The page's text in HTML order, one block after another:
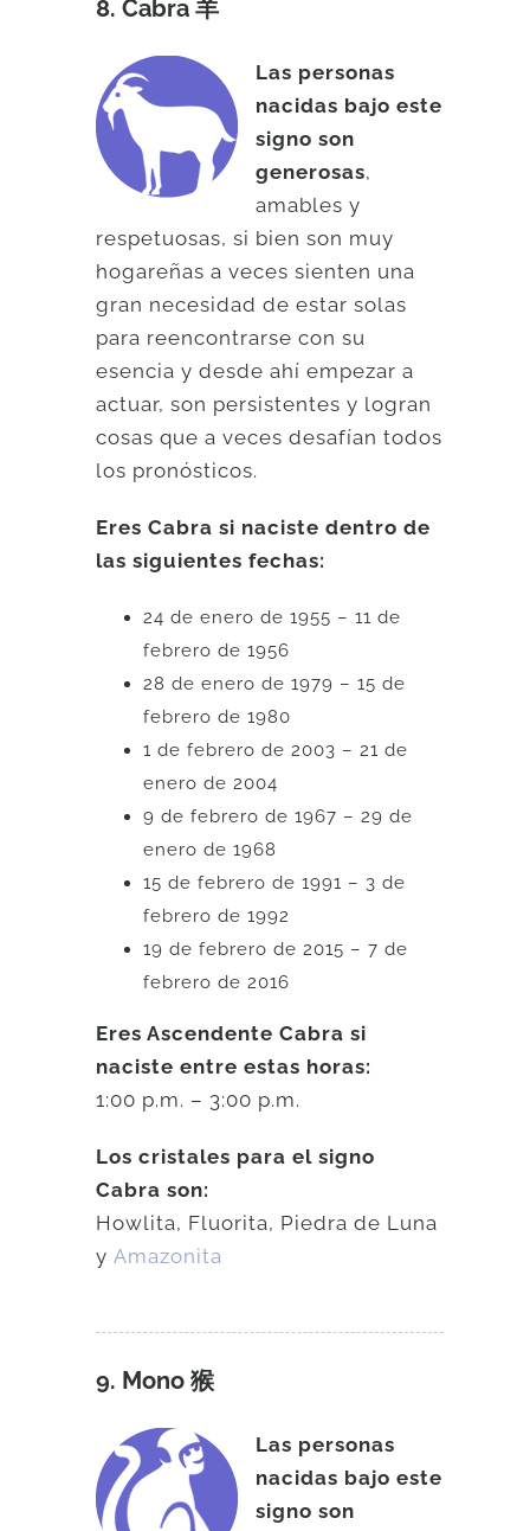
8. Cabra 羊
Las personas
nacidas bajo este
signo son
generosas,
amables y
respetuosas, si bien son muy
hogareñas a veces sienten una
gran necesidad de estar solas
para reencontrarse con su
esencia y desde ahí empezar a
actuar, son persistentes y logran
cosas que a veces desafían todos
los pronósticos.
Eres Cabra si naciste dentro de
las siguientes fechas:
24 de enero de 1955 – 11 de
febrero de 1956
28 de enero de 1979 – 15 de
febrero de 1980
1 de febrero de 2003 – 21 de
enero de 2004
9 de febrero de 1967 – 29 de
enero de 1968
15 de febrero de 1991 – 3 de
febrero de 1992
19 de febrero de 2015 – 7 de
febrero de 2016
Eres Ascendente Cabra si
naciste entre estas horas:
1:00 p.m. – 3:00 p.m.
Los cristales para el signo
Cabra son:
Howlita, Fluorita, Piedra de Luna
yAmazonita
9. Mono 猴
Las personas
nacidas bajo este
signo son